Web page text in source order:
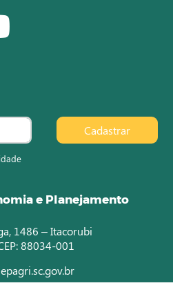
Cadastrar
e Planejamento
1486 – Itacorubi
88034-001